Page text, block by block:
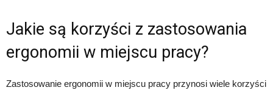
Jakie są korzyści z zastosowania
ergonomii w miejscu pracy?
Zastosowanie ergonomii w miejscu pracy przynosi wiele korzyści